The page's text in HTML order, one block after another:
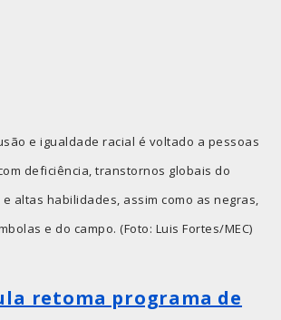
e igualdade racial é voltado a pessoas
deficiência, transtornos globais do
altas habilidades, assim como as negras,
e do campo. (Foto: Luis Fortes/MEC)
retoma programa de